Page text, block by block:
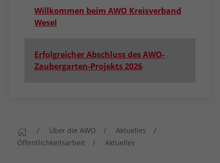
Willkommen beim AWO Kreisverband
Wesel
Erfolgreicher Abschluss des AWO-
Zaubergarten-Projekts 2026
Über die AWO
Aktuelles
Öffentlichkeitsarbeit
Aktuelles